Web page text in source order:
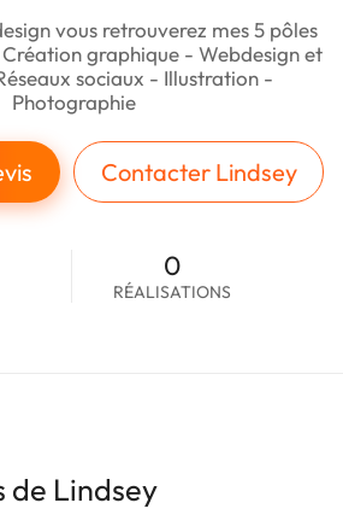
vous retrouverez mes 5 pôles
graphique - Webdesign et
sociaux - Illustration -
Photographie
Contacter Lindsey
0
RÉALISATIONS
de Lindsey